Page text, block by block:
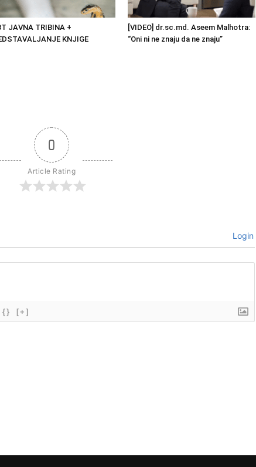
JAVNA TRIBINA +
KNJIGE
[VIDEO] dr.sc.md. Aseem Malhotra:
“Oni ni ne znaju da ne znaju”
0
Article Rating
Login
{} [+]